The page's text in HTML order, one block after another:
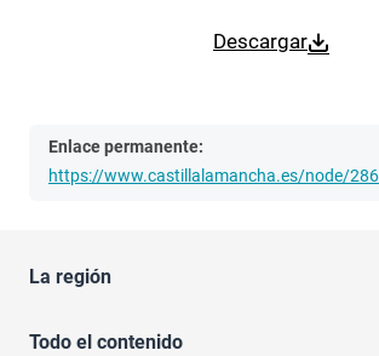
Descargar
Enlace permanente:
https://www.castillalamancha.es/node/
La región
Todo el contenido